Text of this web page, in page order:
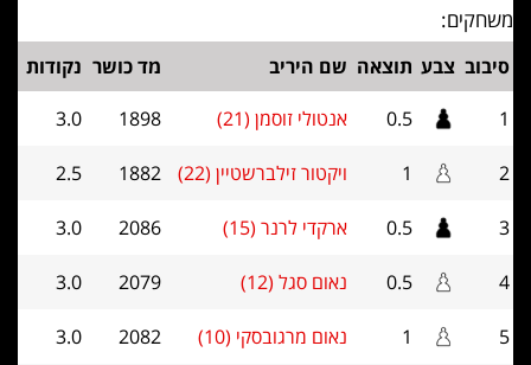
משחקים:
סיבוב צבע תוצאה שם היריב מד כושר נקודות
1
0.5 אנטולי זוסמן (21) 1898
3.0
2
1 ויקטור זילברשטיין (22) 1882
2.5
3
0.5 ארקדי לרנר (15) 2086
3.0
4
0.5 נאום סגל (12) 2079
3.0
5
1 נאום מרגובסקי (10) 2082
3.0